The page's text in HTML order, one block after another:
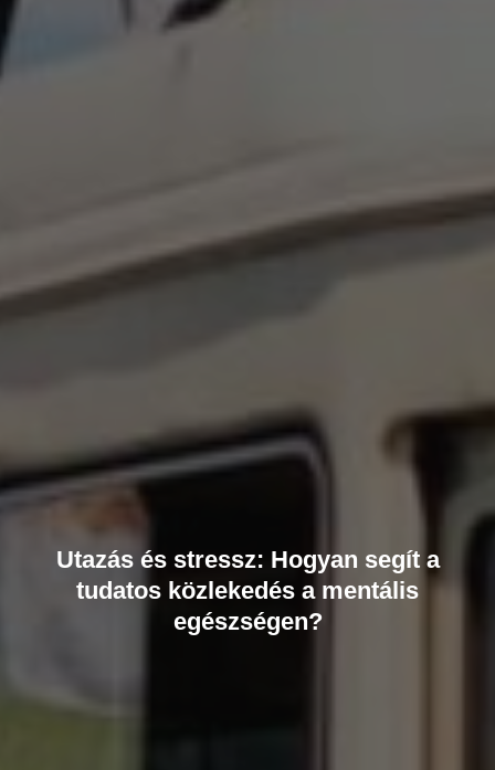
Utazás és stressz: Hogyan segít a
tudatos közlekedés a mentális
egészségen?